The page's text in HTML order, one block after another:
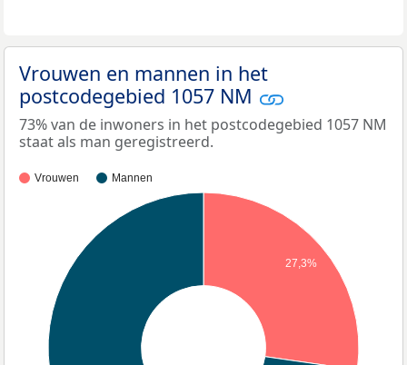
Vrouwen en mannen in het
postcodegebied 1057 NM
73% van de inwoners in het postcodegebied 1057 NM
staat als man geregistreerd.
Vrouwen Mannen
27,3%